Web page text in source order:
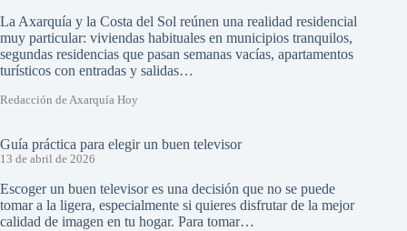
La Axarquía y la Costa del Sol reúnen una realidad residencial
muy particular: viviendas habituales en municipios tranquilos,
segundas residencias que pasan semanas vacías, apartamentos
turísticos con entradas y salidas…
Redacción de Axarquía Hoy
Guía práctica para elegir un buen televisor
13 de abril de 2026
Escoger un buen televisor es una decisión que no se puede
tomar a la ligera, especialmente si quieres disfrutar de la mejor
calidad de imagen en tu hogar. Para tomar…